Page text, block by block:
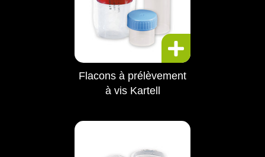
Flacons à prélèvement
à vis Kartell